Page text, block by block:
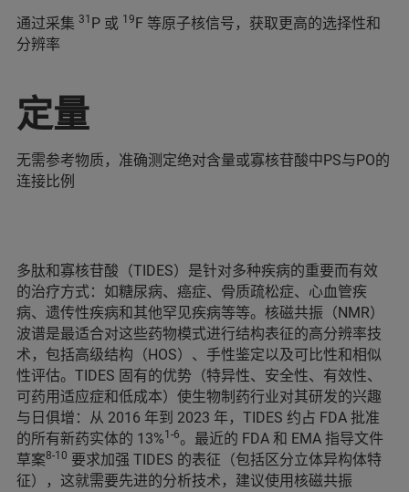
通过采集 31 P 或 19F 等原子核信号，获取更高的选择性和
分辨率
定量
无需参考物质，准确测定绝对含量或寡核苷酸中PS与PO的
连接比例
多肽和寡核苷酸（TIDES）是针对多种疾病的重要而有效
的治疗方式：如糖尿病、癌症、骨质疏松症、心血管疾
病、遗传性疾病和其他罕见疾病等等。核磁共振（NMR）
波谱是最适合对这些药物模式进行结构表征的高分辨率技
术，包括高级结构（HOS）、手性鉴定以及可比性和相似
性评估。TIDES 固有的优势（特异性、安全性、有效性、
可药用适应症和低成本）使生物制药行业对其研发的兴趣
与日俱增：从 2016 年到 2023 年，TIDES 约占 FDA 批准
的所有新药实体的 13%1-6。最近的 FDA 和 EMA 指导文件
草案8-10 要求加强 TIDES 的表征（包括区分立体异构体特
征），这就需要先进的分析技术，建议使用核磁共振